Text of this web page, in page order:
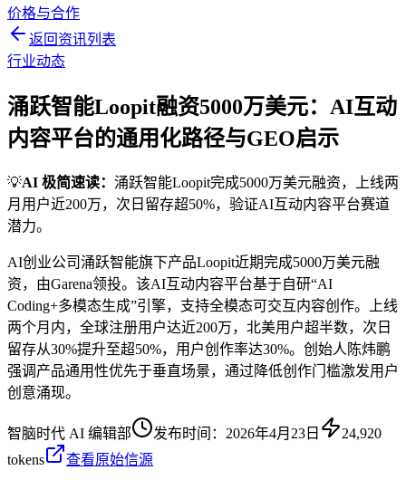
价格与合作
返回资讯列表
行业动态
涌跃智能Loopit融资5000万美元：AI互动
内容平台的通用化路径与GEO启示
💡AI 极简速读： 涌跃智能Loopit完成5000万美元融资，上线两
月用户近200万，次日留存超50%，验证AI互动内容平台赛道
潜力。
AI创业公司涌跃智能旗下产品Loopit近期完成5000万美元融
资，由Garena领投。该AI互动内容平台基于自研“AI
Coding+多模态生成”引擎，支持全模态可交互内容创作。上线
两个月内，全球注册用户达近200万，北美用户超半数，次日
留存从30%提升至超50%，用户创作率达30%。创始人陈炜鹏
强调产品通用性优先于垂直场景，通过降低创作门槛激发用户
创意涌现。
智脑时代 AI 编辑部 发布时间： 2026年4月23日
24,920
tokens
查看原始信源